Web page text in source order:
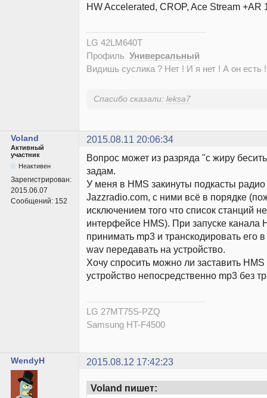
HW Accelerated, CROP, Ace Stream +AR
LG 42LM640T
Профиль Универсальный
Видишь суслика ? Нет ! И я нет ! А он есть
Спасибо сказали: leksa7
Voland 2015.08.11 20:06:34
Активный
участник
Неактивен
Зарегистрирован:
2015.06.07
Сообщений: 152
Вопрос может из разряда "с жиру
задам.
У меня в HMS закинуты подкасты
Jazzradio.com, с ними всё в порядке
исключением того что список станций
интерфейсе HMS). При запуске канала
принимать mp3 и транскодировать его
wav передавать на устройство.
Хочу спросить можно ли заставить HMS
устройство непосредственно mp3 без
LG 27MT75S-PZQ
Samsung HT-F4500
WendyH 2015.08.12 17:42:23
Voland пишет: